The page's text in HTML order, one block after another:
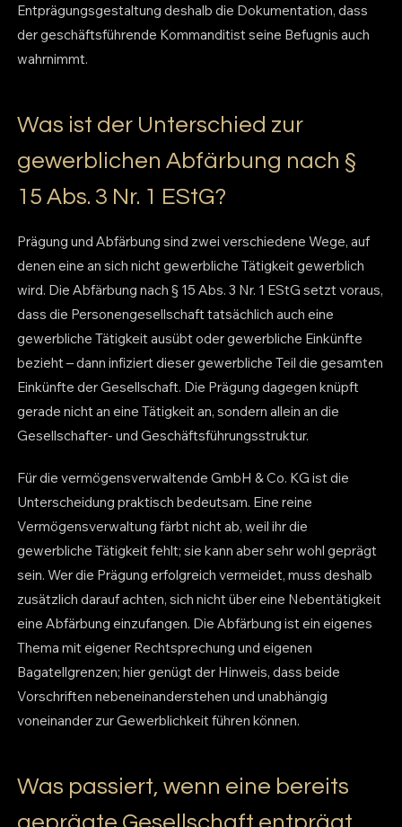
Entprägungsgestaltung deshalb die Dokumentation, dass
der geschäftsführende Kommanditist seine Befugnis auch
wahrnimmt.
Was ist der Unterschied zur
gewerblichen Abfärbung nach §
15 Abs. 3 Nr. 1 EStG?
Prägung und Abfärbung sind zwei verschiedene Wege, auf
denen eine an sich nicht gewerbliche Tätigkeit gewerblich
wird. Die Abfärbung nach § 15 Abs. 3 Nr. 1 EStG setzt voraus,
dass die Personengesellschaft tatsächlich auch eine
gewerbliche Tätigkeit ausübt oder gewerbliche Einkünfte
bezieht – dann infiziert dieser gewerbliche Teil die gesamten
Einkünfte der Gesellschaft. Die Prägung dagegen knüpft
gerade nicht an eine Tätigkeit an, sondern allein an die
Gesellschafter- und Geschäftsführungsstruktur.
Für die vermögensverwaltende GmbH & Co. KG ist die
Unterscheidung praktisch bedeutsam. Eine reine
Vermögensverwaltung färbt nicht ab, weil ihr die
gewerbliche Tätigkeit fehlt; sie kann aber sehr wohl geprägt
sein. Wer die Prägung erfolgreich vermeidet, muss deshalb
zusätzlich darauf achten, sich nicht über eine Nebentätigkeit
eine Abfärbung einzufangen. Die Abfärbung ist ein eigenes
Thema mit eigener Rechtsprechung und eigenen
Bagatellgrenzen; hier genügt der Hinweis, dass beide
Vorschriften nebeneinanderstehen und unabhängig
voneinander zur Gewerblichkeit führen können.
Was passiert, wenn eine bereits
geprägte Gesellschaft entprägt